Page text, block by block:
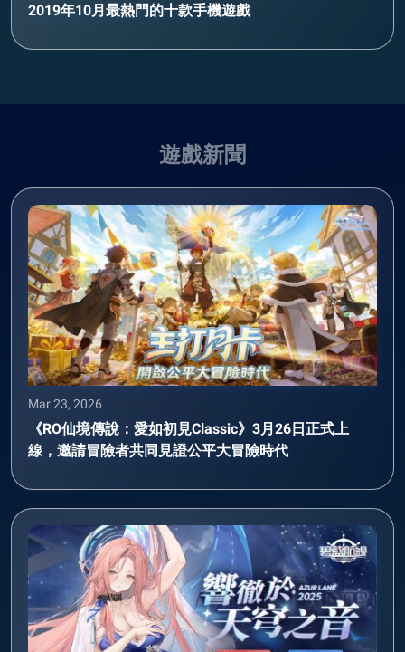
2019年10月最熱門的十款手機遊戲
遊戲新聞
Mar 23, 2026
《RO仙境傳說：愛如初見Classic》3月26日正式上
線，邀請冒險者共同見證公平大冒險時代